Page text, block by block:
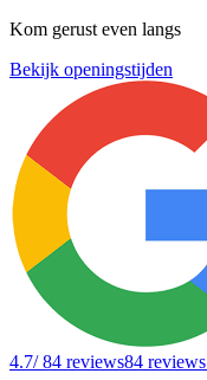
Kom gerust even langs
Bekijk openingstijden
4.7/ 84 reviews84 reviews